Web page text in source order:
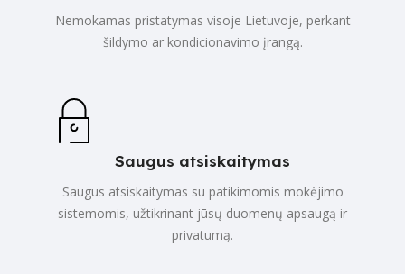
Nemokamas pristatymas visoje Lietuvoje, perkant
šildymo ar kondicionavimo įrangą.
Saugus atsiskaitymas
Saugus atsiskaitymas su patikimomis mokėjimo
sistemomis, užtikrinant jūsų duomenų apsaugą ir
privatumą.